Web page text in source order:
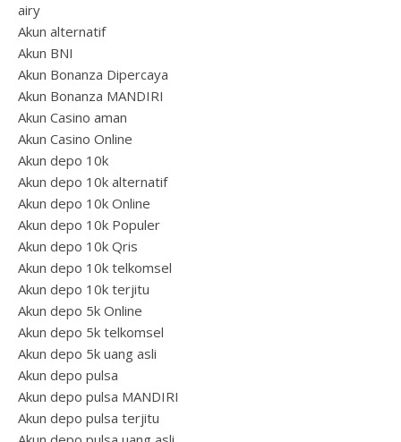
airy
Akun alternatif
Akun BNI
Akun Bonanza Dipercaya
Akun Bonanza MANDIRI
Akun Casino aman
Akun Casino Online
Akun depo 10k
Akun depo 10k alternatif
Akun depo 10k Online
Akun depo 10k Populer
Akun depo 10k Qris
Akun depo 10k telkomsel
Akun depo 10k terjitu
Akun depo 5k Online
Akun depo 5k telkomsel
Akun depo 5k uang asli
Akun depo pulsa
Akun depo pulsa MANDIRI
Akun depo pulsa terjitu